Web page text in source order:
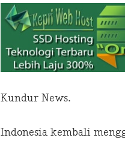
Kundur News.
Indonesia kembali